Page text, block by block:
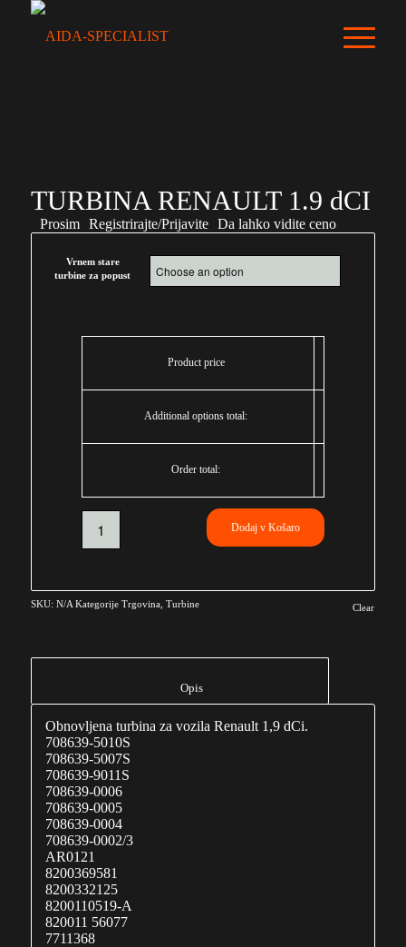
TURBINA RENAULT 1.9 dCI
Prosim Registrirajte/Prijavite Da lahko vidite ceno
Vrnem stare
turbine za popust
Clear
Product price
Additional options total:
Order total:
Dodaj v Košaro
SKU: N/A Kategorije Trgovina, Turbine
						Opis
Obnovljena turbina za vozila Renault 1,9 dCi.
708639-5010S
708639-5007S
708639-9011S
708639-0006
708639-0005
708639-0004
708639-0002/3
AR0121
8200369581
8200332125
8200110519-A
820011 56077
7711368